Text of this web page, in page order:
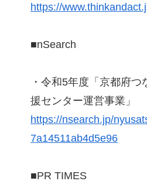
https://
■nSearch
・令和5年度「京都府
援センター運営事業」
https://nsearch.jp/
7a14511ab4d5e96
■PR TIMES